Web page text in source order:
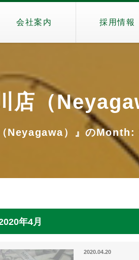
会社案内 採用情報
店（
Neyagawa）』のMonth:
年4月
2020.04.20